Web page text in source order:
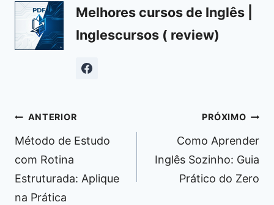
Melhores cursos de Inglês |
Inglescursos ( review)
Navegação
de
Post
ANTERIOR
Método de Estudo
com Rotina
Estruturada: Aplique
na Prática
PRÓXIMO
Como Aprender
Inglês Sozinho: Guia
Prático do Zero